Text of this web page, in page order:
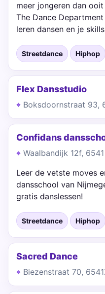
meer jongeren dan
The Dance
leren dansen en je
Streetdance Hiphop
Flex Dansstudio
Boksdoornstraat 93,
Confidans
Waalbandijk 12f,
Leer de vetste moves
dansschool van
gratis danslessen!
Streetdance Hiphop
Sacred Dance
Biezenstraat 70,